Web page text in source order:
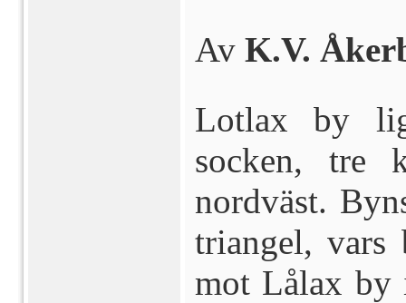
Av K.V.
Lotlax by
socken, tre
nordväst.
triangel, vars
mot Lålax